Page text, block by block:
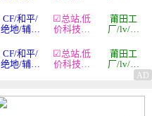
CF/和平/
绝地/辅助
CF/和平/
绝地/辅助
☑总站,低
价科技辅
☑总站,低
价科技辅
莆田工
厂/lv/蔻
莆田工
厂/lv/蔻
驰/名牌鞋